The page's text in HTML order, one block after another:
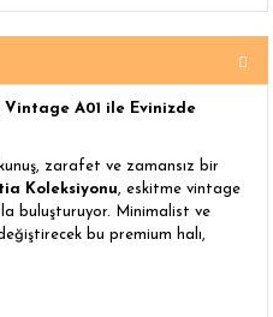
A01 ile Evinizde
zarafet ve zamansız bir
Koleksiyonu, eskitme vintage
buluşturuyor. Minimalist ve
bu premium halı,